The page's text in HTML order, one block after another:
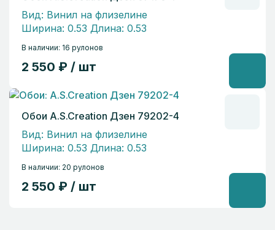
Вид: Винил на флизелине
Ширина: 0.53 Длина: 0.53
В наличии: 16 рулонов
2 550 ₽ / шт
Обои A.S.Creation Дзен 79202-4
Вид: Винил на флизелине
Ширина: 0.53 Длина: 0.53
В наличии: 20 рулонов
2 550 ₽ / шт